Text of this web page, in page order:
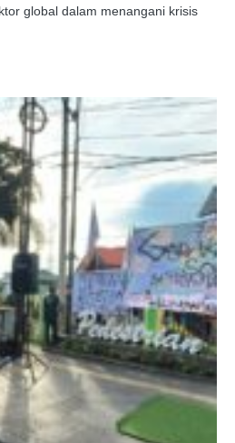
global dalam menangani krisis